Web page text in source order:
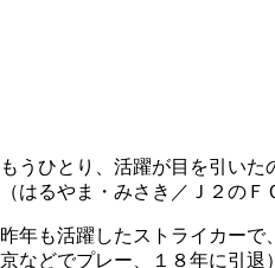
もうひとり、活躍が目を引いた
（はるやま・みさき／Ｊ２のＦ
昨年も活躍したストライカーで
京などでプレー、１８年に引退